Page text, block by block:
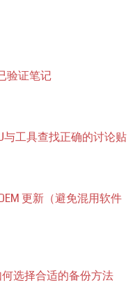
验证笔记
与工具查找正确的讨论贴
更新（避免混用软件
何选择合适的备份方法